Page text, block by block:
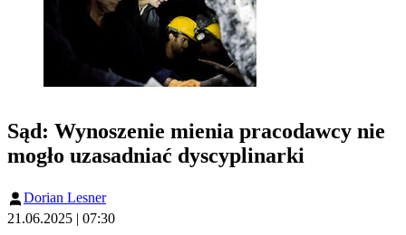
Sąd: Wynoszenie mienia pracodawcy nie
mogło uzasadniać dyscyplinarki
Dorian Lesner
21.06.2025 | 07:30